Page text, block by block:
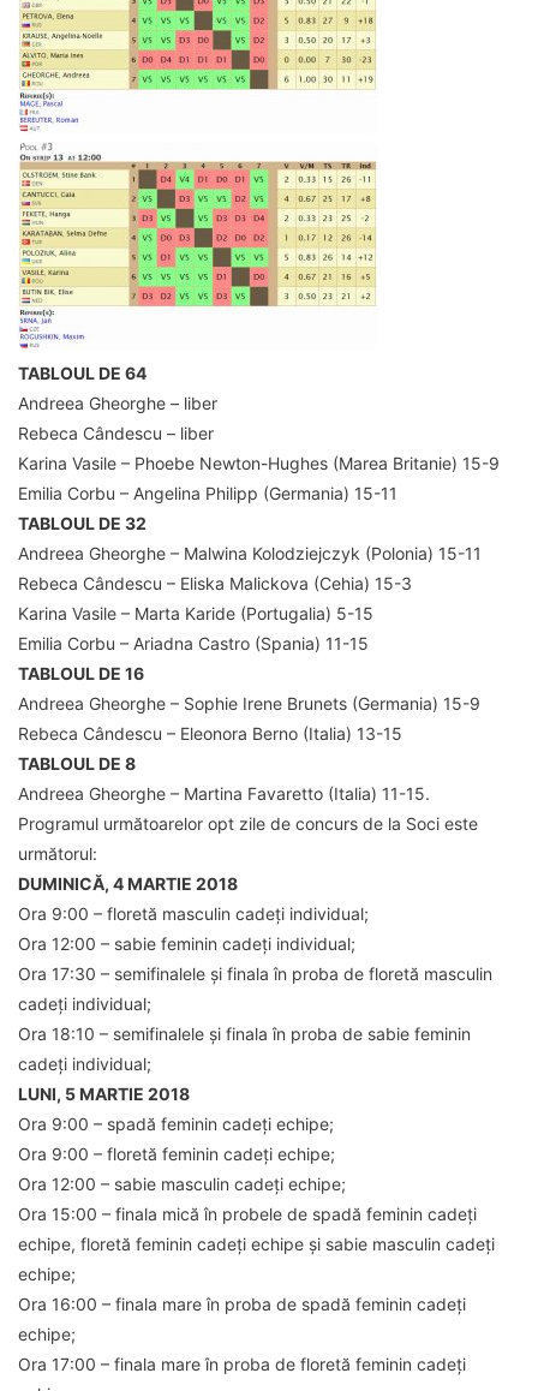
TABLOUL DE 64
Andreea Gheorghe – liber
Rebeca Cândescu – liber
Karina Vasile – Phoebe Newton-Hughes (Marea Britanie) 15-9
Emilia Corbu – Angelina Philipp (Germania) 15-11
TABLOUL DE 32
Andreea Gheorghe – Malwina Kolodziejczyk (Polonia) 15-11
Rebeca Cândescu – Eliska Malickova (Cehia) 15-3
Karina Vasile – Marta Karide (Portugalia) 5-15
Emilia Corbu – Ariadna Castro (Spania) 11-15
TABLOUL DE 16
Andreea Gheorghe – Sophie Irene Brunets (Germania) 15-9
Rebeca Cândescu – Eleonora Berno (Italia) 13-15
TABLOUL DE 8
Andreea Gheorghe – Martina Favaretto (Italia) 11-15.
Programul următoarelor opt zile de concurs de la Soci este
următorul:
DUMINICĂ, 4 MARTIE 2018
Ora 9:00 – floretă masculin cadeți individual;
Ora 12:00 – sabie feminin cadeți individual;
Ora 17:30 – semifinalele și finala în proba de floretă masculin
cadeți individual;
Ora 18:10 – semifinalele și finala în proba de sabie feminin
cadeți individual;
LUNI, 5 MARTIE 2018
Ora 9:00 – spadă feminin cadeți echipe;
Ora 9:00 – floretă feminin cadeți echipe;
Ora 12:00 – sabie masculin cadeți echipe;
Ora 15:00 – finala mică în probele de spadă feminin cadeți
echipe, floretă feminin cadeți echipe și sabie masculin cadeți
echipe;
Ora 16:00 – finala mare în proba de spadă feminin cadeți
echipe;
Ora 17:00 – finala mare în proba de floretă feminin cadeți